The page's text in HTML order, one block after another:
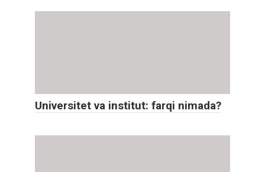
Universitet va institut: farqi nimada?